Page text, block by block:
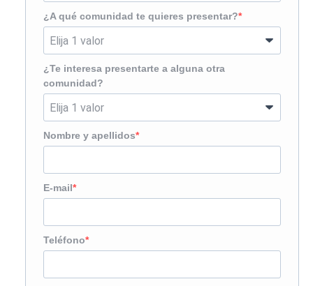
¿A qué comunidad te quieres presentar?
¿Te interesa presentarte a alguna otra
comunidad?
Nombre y apellidos
E-mail
Teléfono